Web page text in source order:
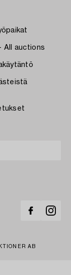
All auctions
AB